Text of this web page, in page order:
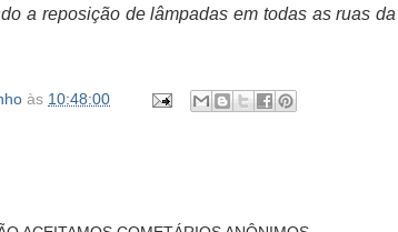
a reposição de lâmpadas em todas as ruas da
às 10:48:00